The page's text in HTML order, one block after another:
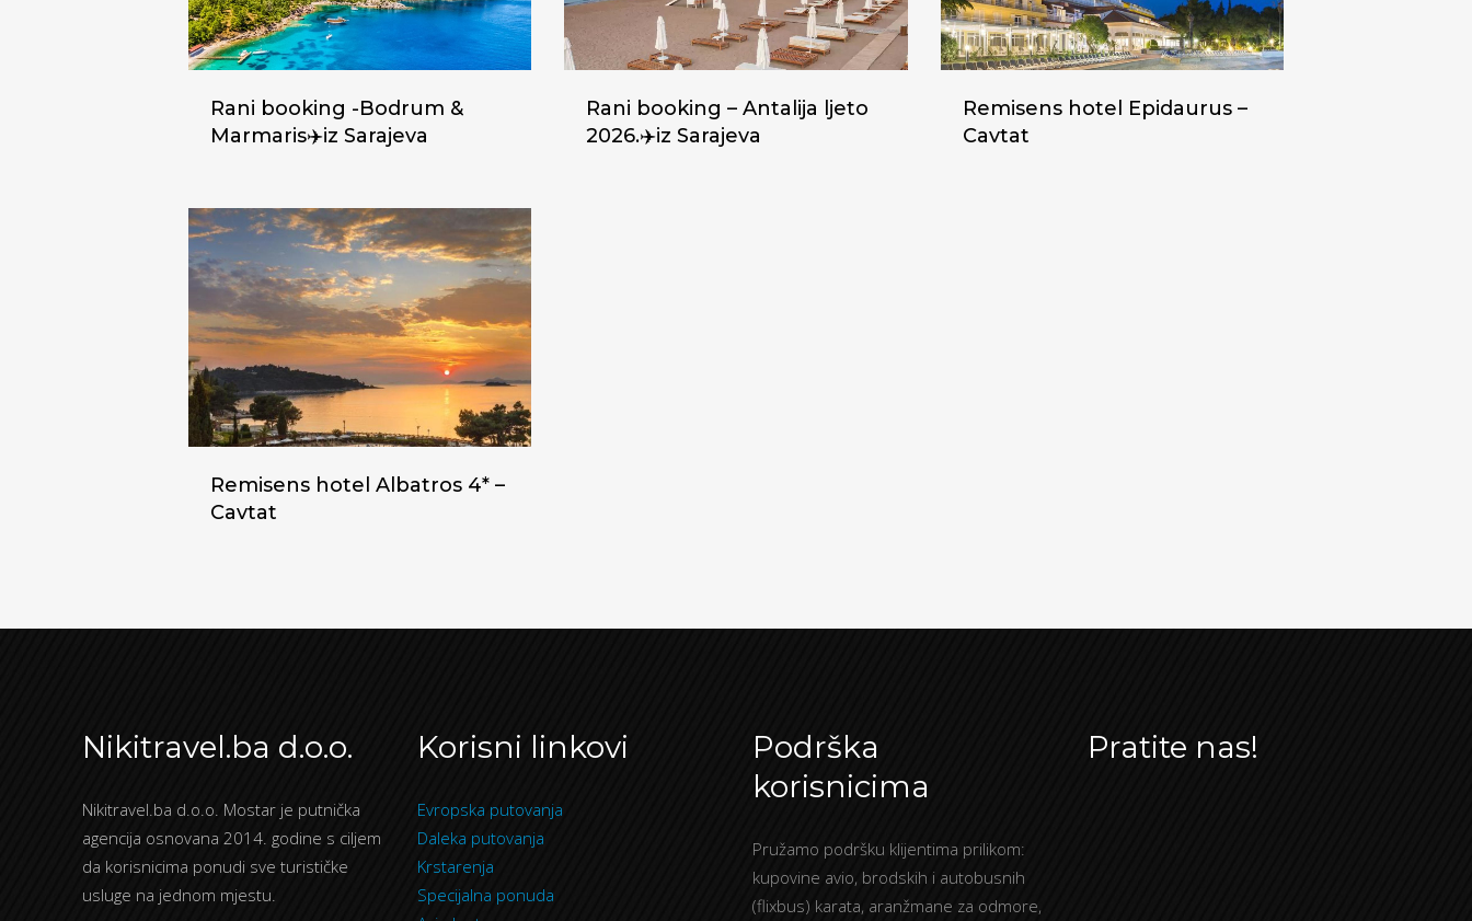
Rani booking -Bodrum &
Marmaris✈️iz Sarajeva
Rani booking – Antalija ljeto
2026.✈️iz Sarajeva
Remisens hotel Epidaurus –
Cavtat
Remisens hotel Albatros 4* –
Cavtat
Nikitravel.ba d.o.o.
Nikitravel.ba d.o.o. Mostar je putnička
agencija osnovana 2014. godine s ciljem
da korisnicima ponudi sve turističke
usluge na jednom mjestu.
Korisni linkovi
Evropska putovanja
Daleka putovanja
Krstarenja
Specijalna ponuda
Podrška
korisnicima
Pružamo podršku klijentima prilikom:
kupovine avio, brodskih i autobusnih
(flixbus) karata, aranžmane za odmore,
Pratite nas!